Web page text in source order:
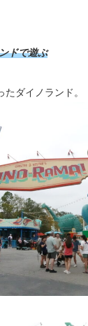
ドで遊ぶ
ダイノランド。